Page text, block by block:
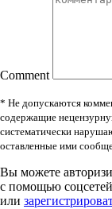
Comment
* Не допускаются
содержащие
систематически
оставленные ими
Вы можете
с помощью соцсетей
или